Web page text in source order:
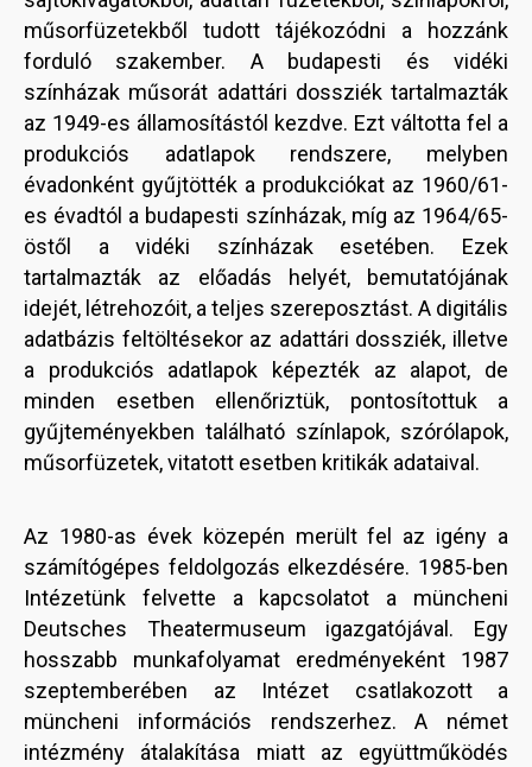
műsorfüzetekből tudott tájékozódni a hozzánk
forduló szakember. A budapesti és vidéki
színházak műsorát adattári dossziék tartalmazták
az 1949-es államosítástól kezdve. Ezt váltotta fel a
produkciós adatlapok rendszere, melyben
évadonként gyűjtötték a produkciókat az 1960/61-
es évadtól a budapesti színházak, míg az 1964/65-
östől a vidéki színházak esetében. Ezek
tartalmazták az előadás helyét, bemutatójának
idejét, létrehozóit, a teljes szereposztást. A digitális
adatbázis feltöltésekor az adattári dossziék, illetve
a produkciós adatlapok képezték az alapot, de
minden esetben ellenőriztük, pontosítottuk a
gyűjteményekben található színlapok, szórólapok,
műsorfüzetek, vitatott esetben kritikák adataival.
Az 1980-as évek közepén merült fel az igény a
számítógépes feldolgozás elkezdésére. 1985-ben
Intézetünk felvette a kapcsolatot a müncheni
Deutsches Theatermuseum igazgatójával. Egy
hosszabb munkafolyamat eredményeként 1987
szeptemberében az Intézet csatlakozott a
müncheni információs rendszerhez. A német
intézmény átalakítása miatt az együttműködés